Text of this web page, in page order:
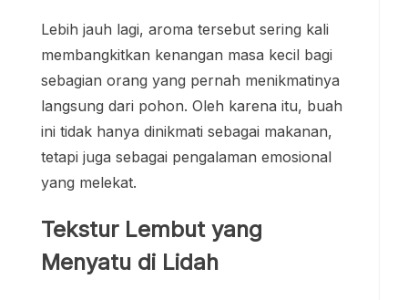
Lebih jauh lagi, aroma tersebut sering kali
membangkitkan kenangan masa kecil bagi
sebagian orang yang pernah menikmatinya
langsung dari pohon. Oleh karena itu, buah
ini tidak hanya dinikmati sebagai makanan,
tetapi juga sebagai pengalaman emosional
yang melekat.
Tekstur Lembut yang
Menyatu di Lidah